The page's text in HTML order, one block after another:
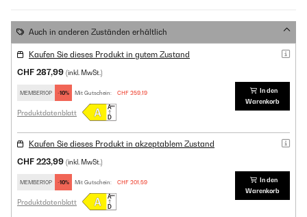
Auch in anderen Zuständen erhältlich
Kaufen Sie dieses Produkt in gutem Zustand
CHF 287,99 (inkl. MwSt.)
MEMBER10P -10% Mit Gutschein: CHF 259,19
Produktdatenblatt
In den
Warenkorb
Kaufen Sie dieses Produkt in akzeptablem Zustand
CHF 223,99 (inkl. MwSt.)
MEMBER10P -10% Mit Gutschein: CHF 201,59
Produktdatenblatt
In den
Warenkorb